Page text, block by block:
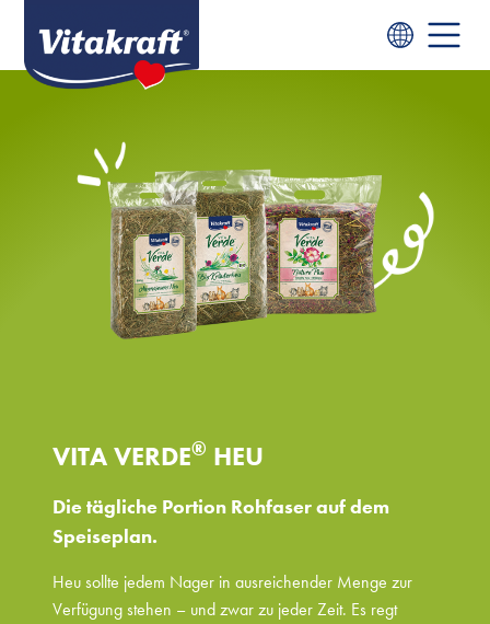
VITA VERDE® HEU
Die tägliche Portion Rohfaser auf dem
Speiseplan.
Heu sollte jedem Nager in ausreichender Menge zur
Verfügung stehen – und zwar zu jeder Zeit. Es regt